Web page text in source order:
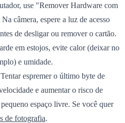
use "Remover Hardware com
câmera, espere a luz de acesso
de desligar ou remover o cartão.
em estojos, evite calor (deixar no
e umidade.
Tentar espremer o último byte de
e aumentar o risco de
espaço livre. Se você quer
de fotografia.